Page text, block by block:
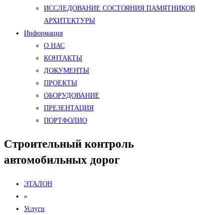
ИССЛЕДОВАНИЕ СОСТОЯНИЯ ПАМЯТНИКОВ
АРХИТЕКТУРЫ
Информация
О НАС
КОНТАКТЫ
ДОКУМЕНТЫ
ПРОЕКТЫ
ОБОРУДОВАНИЕ
ПРЕЗЕНТАЦИЯ
ПОРТФОЛИО
Строительный контроль
автомобильных дорог
ЭТАЛОН
»
Услуги